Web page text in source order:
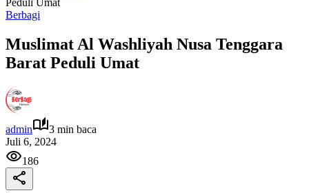
Peduli Umat
Berbagi
Muslimat Al Washliyah Nusa Tenggara
Barat Peduli Umat
admin
3 min baca
Juli 6, 2024
186